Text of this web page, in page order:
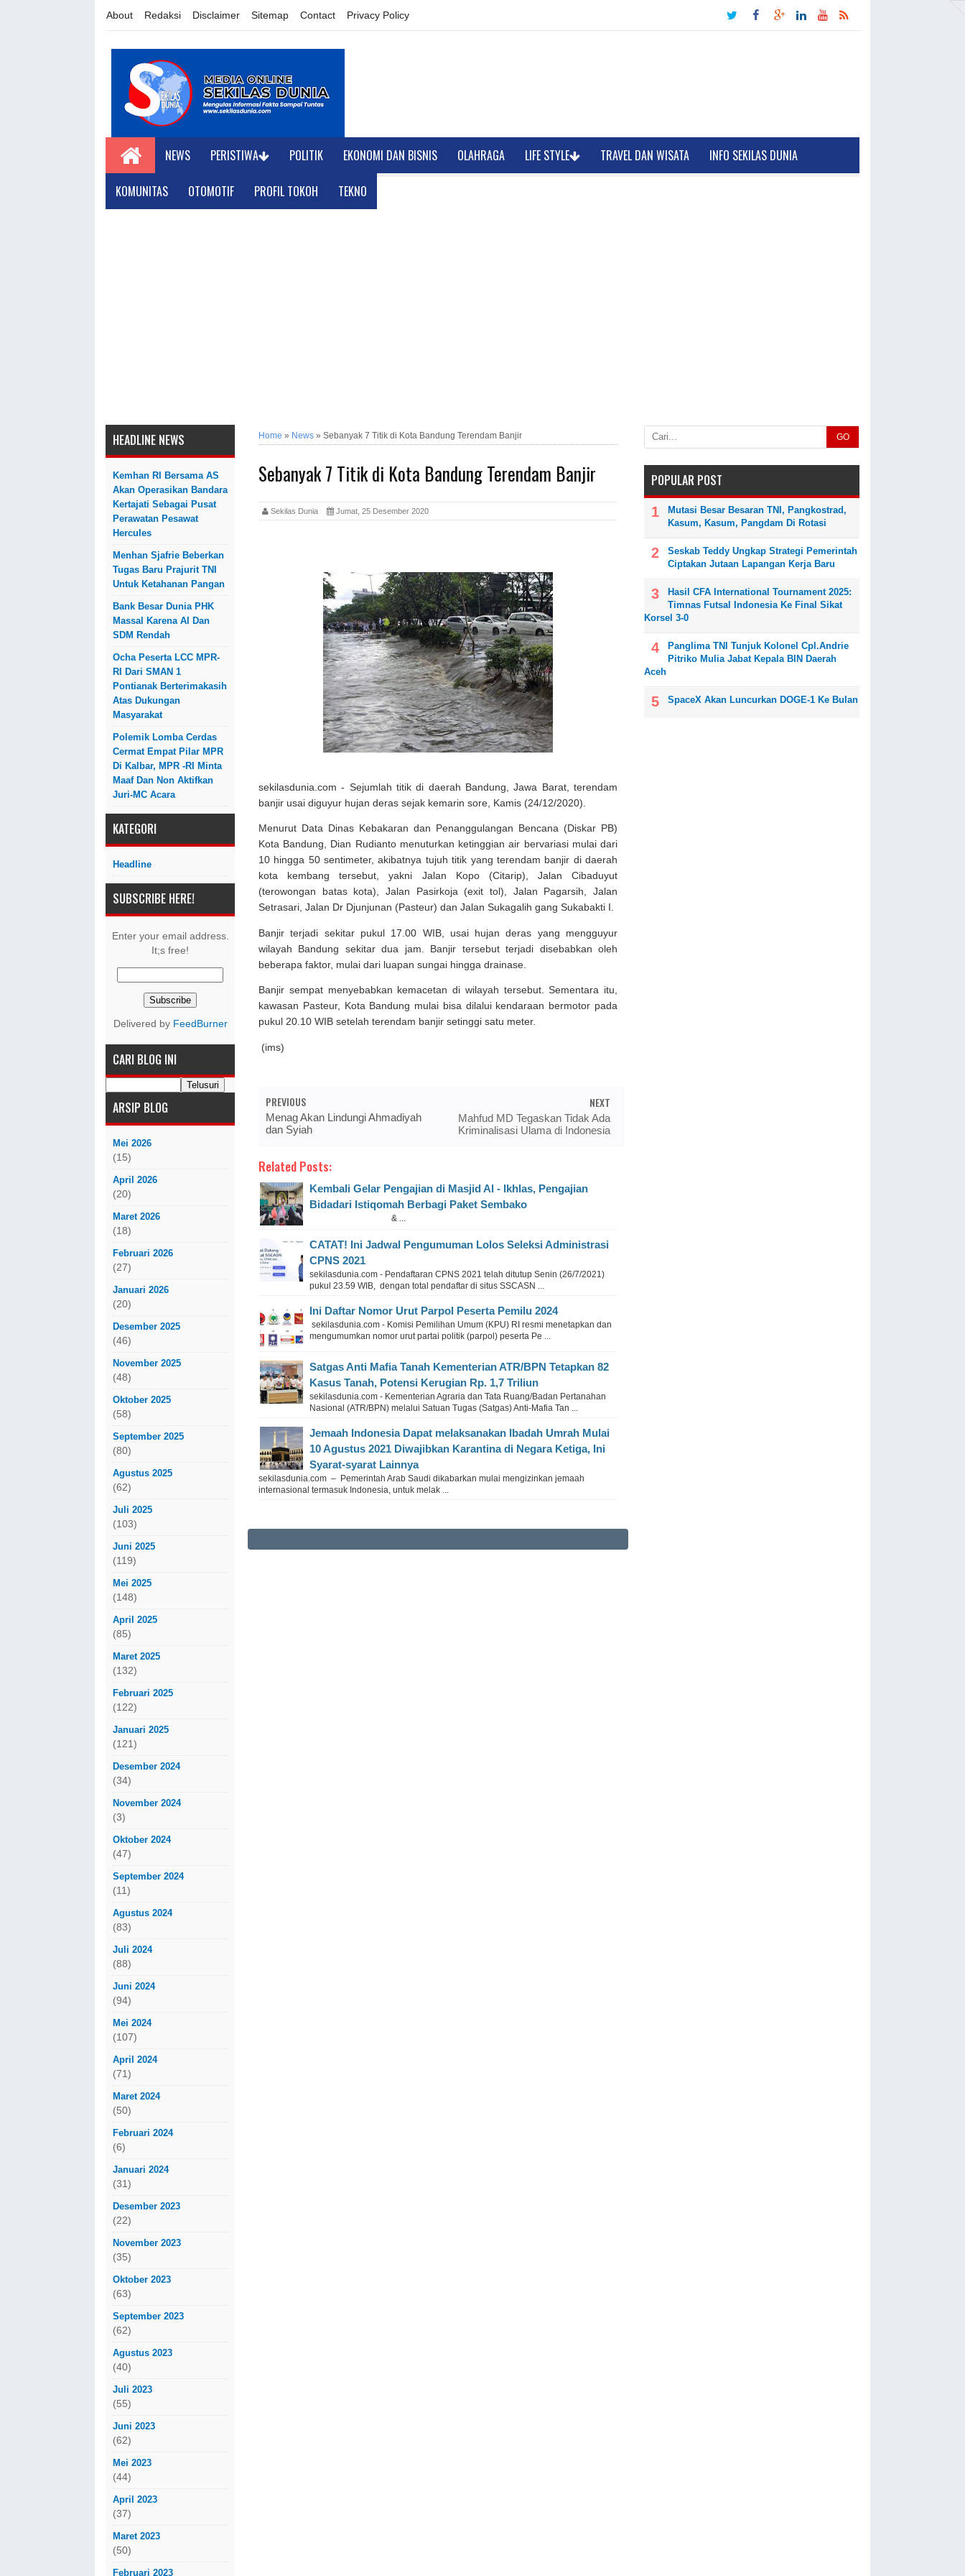
About Redaksi Disclaimer Sitemap Contact Privacy Policy
NEWS PERISTIWA POLITIK EKONOMI DAN BISNIS OLAHRAGA LIFE STYLE TRAVEL DAN WISATA INFO SEKILAS DUNIA
KOMUNITAS OTOMOTIF PROFIL TOKOH TEKNO
HEADLINE NEWS
Kemhan RI Bersama AS
Akan Operasikan Bandara
Kertajati Sebagai Pusat
Perawatan Pesawat
Hercules
Menhan Sjafrie Beberkan
Tugas Baru Prajurit TNI
Untuk Ketahanan Pangan
Bank Besar Dunia PHK
Massal Karena AI Dan
SDM Rendah
Ocha Peserta LCC MPR-
RI Dari SMAN 1
Pontianak Berterimakasih
Atas Dukungan
Masyarakat
Polemik Lomba Cerdas
Cermat Empat Pilar MPR
Di Kalbar, MPR -RI Minta
Maaf Dan Non Aktifkan
Juri-MC Acara
KATEGORI
Headline
SUBSCRIBE HERE!
Enter your email address.
It;s free!
Delivered by FeedBurner
CARI BLOG INI
ARSIP BLOG
Mei 2026
(15)
April 2026
(20)
Maret 2026
(18)
Februari 2026
(27)
Januari 2026
(20)
Desember 2025
(46)
November 2025
(48)
Oktober 2025
(58)
September 2025
(80)
Agustus 2025
(62)
Juli 2025
(103)
Juni 2025
(119)
Mei 2025
(148)
April 2025
(85)
Maret 2025
(132)
Februari 2025
(122)
Januari 2025
(121)
Desember 2024
(34)
November 2024
(3)
Oktober 2024
(47)
September 2024
(11)
Agustus 2024
(83)
Juli 2024
(88)
Juni 2024
(94)
Mei 2024
(107)
April 2024
(71)
Maret 2024
(50)
Februari 2024
(6)
Januari 2024
(31)
Desember 2023
(22)
November 2023
(35)
Oktober 2023
(63)
September 2023
(62)
Agustus 2023
(40)
Juli 2023
(55)
Juni 2023
(62)
Mei 2023
(44)
April 2023
(37)
Maret 2023
(50)
Februari 2023
Home » News » Sebanyak 7 Titik di Kota Bandung Terendam Banjir
Sebanyak 7 Titik di Kota Bandung Terendam Banjir
Sekilas Dunia Jumat, 25 Desember 2020
sekilasdunia.com - Sejumlah titik di daerah Bandung, Jawa Barat, terendam
banjir usai diguyur hujan deras sejak kemarin sore, Kamis (24/12/2020).
Menurut Data Dinas Kebakaran dan Penanggulangan Bencana (Diskar PB)
Kota Bandung, Dian Rudianto menuturkan ketinggian air bervariasi mulai dari
10 hingga 50 sentimeter, akibatnya tujuh titik yang terendam banjir di daerah
kota kembang tersebut, yakni Jalan Kopo (Citarip), Jalan Cibaduyut
(terowongan batas kota), Jalan Pasirkoja (exit tol), Jalan Pagarsih, Jalan
Setrasari, Jalan Dr Djunjunan (Pasteur) dan Jalan Sukagalih gang Sukabakti I.
Banjir terjadi sekitar pukul 17.00 WIB, usai hujan deras yang mengguyur
wilayah Bandung sekitar dua jam. Banjir tersebut terjadi disebabkan oleh
beberapa faktor, mulai dari luapan sungai hingga drainase.
Banjir sempat menyebabkan kemacetan di wilayah tersebut. Sementara itu,
kawasan Pasteur, Kota Bandung mulai bisa dilalui kendaraan bermotor pada
pukul 20.10 WIB setelah terendam banjir setinggi satu meter.
(ims)
PREVIOUS
Menag Akan Lindungi Ahmadiyah
dan Syiah
NEXT
Mahfud MD Tegaskan Tidak Ada
Kriminalisasi Ulama di Indonesia
Related Posts:
Kembali Gelar Pengajian di Masjid Al - Ikhlas, Pengajian
Bidadari Istiqomah Berbagi Paket Sembako
& ...
CATAT! Ini Jadwal Pengumuman Lolos Seleksi Administrasi
CPNS 2021
sekilasdunia.com - Pendaftaran CPNS 2021 telah ditutup Senin (26/7/2021)
pukul 23.59 WIB, dengan total pendaftar di situs SSCASN ...
Ini Daftar Nomor Urut Parpol Peserta Pemilu 2024
sekilasdunia.com - Komisi Pemilihan Umum (KPU) RI resmi menetapkan dan
mengumumkan nomor urut partai politik (parpol) peserta Pe ...
Satgas Anti Mafia Tanah Kementerian ATR/BPN Tetapkan 82
Kasus Tanah, Potensi Kerugian Rp. 1,7 Triliun
sekilasdunia.com - Kementerian Agraria dan Tata Ruang/Badan Pertanahan
Nasional (ATR/BPN) melalui Satuan Tugas (Satgas) Anti-Mafia Tan ...
Jemaah Indonesia Dapat melaksanakan Ibadah Umrah Mulai
10 Agustus 2021 Diwajibkan Karantina di Negara Ketiga, Ini
Syarat-syarat Lainnya
sekilasdunia.com – Pemerintah Arab Saudi dikabarkan mulai mengizinkan jemaah
internasional termasuk Indonesia, untuk melak ...
GO
POPULAR POST
Mutasi Besar Besaran TNI, Pangkostrad,
Kasum, Kasum, Pangdam Di Rotasi
Seskab Teddy Ungkap Strategi Pemerintah
Ciptakan Jutaan Lapangan Kerja Baru
Hasil CFA International Tournament 2025:
Timnas Futsal Indonesia Ke Final Sikat
Korsel 3-0
Panglima TNI Tunjuk Kolonel Cpl.Andrie
Pitriko Mulia Jabat Kepala BIN Daerah
Aceh
SpaceX Akan Luncurkan DOGE-1 Ke Bulan